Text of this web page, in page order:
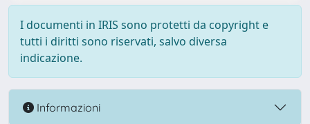
I documenti in IRIS sono protetti da copyright e
tutti i diritti sono riservati, salvo diversa
indicazione.
Informazioni